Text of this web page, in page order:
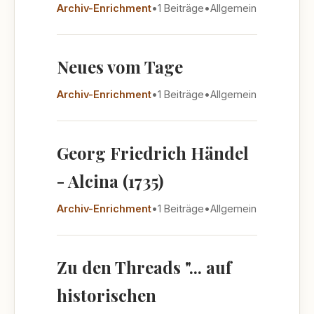
Archiv-Enrichment•1 Beiträge•Allgemein
Neues vom Tage
Archiv-Enrichment•1 Beiträge•Allgemein
Georg Friedrich Händel
- Alcina (1735)
Archiv-Enrichment•1 Beiträge•Allgemein
Zu den Threads "... auf
historischen